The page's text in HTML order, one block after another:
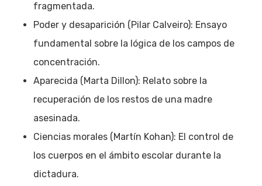
fragmentada.
Poder y desaparición (Pilar Calveiro): Ensayo
fundamental sobre la lógica de los campos de
concentración.
Aparecida (Marta Dillon): Relato sobre la
recuperación de los restos de una madre
asesinada.
Ciencias morales (Martín Kohan): El control de
los cuerpos en el ámbito escolar durante la
dictadura.